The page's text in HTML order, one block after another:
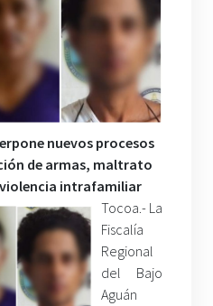
nuevos procesos
de armas, maltrato
intrafamiliar
Tocoa.- La
Fiscalía
Regional
del Bajo
Aguán